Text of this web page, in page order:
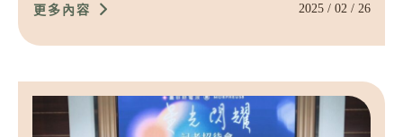
更多內容 2025 / 02 / 26